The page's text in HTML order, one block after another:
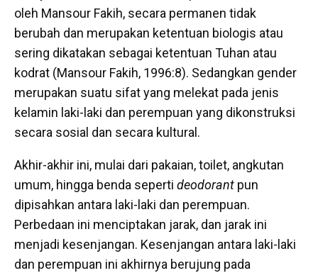
oleh Mansour Fakih, secara permanen tidak
berubah dan merupakan ketentuan biologis atau
sering dikatakan sebagai ketentuan Tuhan atau
kodrat (Mansour Fakih, 1996:8). Sedangkan gender
merupakan suatu sifat yang melekat pada jenis
kelamin laki-laki dan perempuan yang dikonstruksi
secara sosial dan secara kultural.
Akhir-akhir ini, mulai dari pakaian, toilet, angkutan
umum, hingga benda seperti deodorant pun
dipisahkan antara laki-laki dan perempuan.
Perbedaan ini menciptakan jarak, dan jarak ini
menjadi kesenjangan. Kesenjangan antara laki-laki
dan perempuan ini akhirnya berujung pada